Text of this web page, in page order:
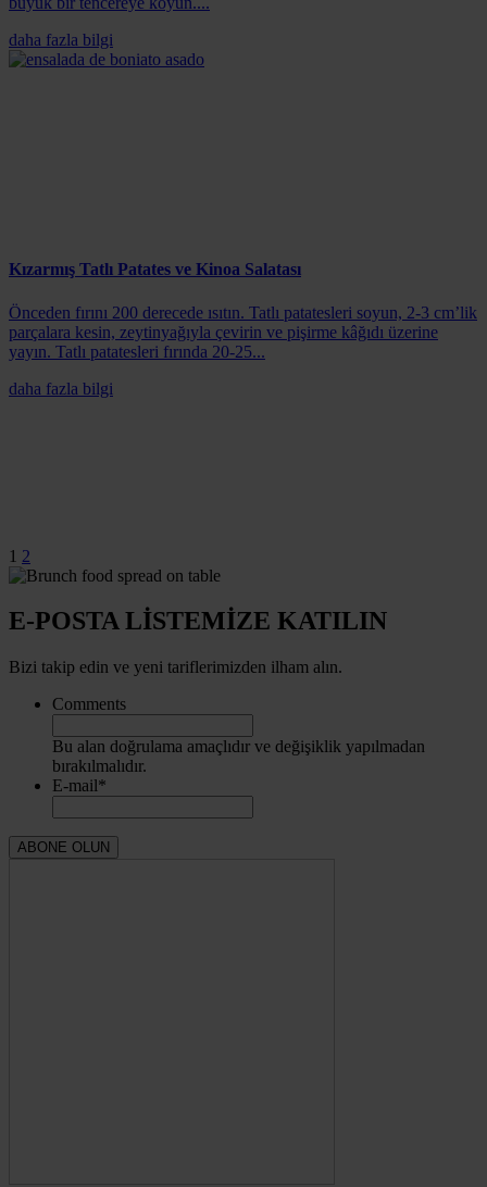
daha fazla bilgi
Kızarmış Tatlı Patates ve Kinoa Salatası
Önceden fırını 200 derecede ısıtın. Tatlı patatesleri soyun, 2-3 cm’lik
parçalara kesin, zeytinyağıyla çevirin ve pişirme kâğıdı üzerine
yayın. Tatlı patatesleri fırında 20-25...
daha fazla bilgi
1 2
E-POSTA LİSTEMİZE KATILIN
Bizi takip edin ve yeni tariflerimizden ilham alın.
Comments
Bu alan doğrulama amaçlıdır ve değişiklik yapılmadan
bırakılmalıdır.
E-mail*